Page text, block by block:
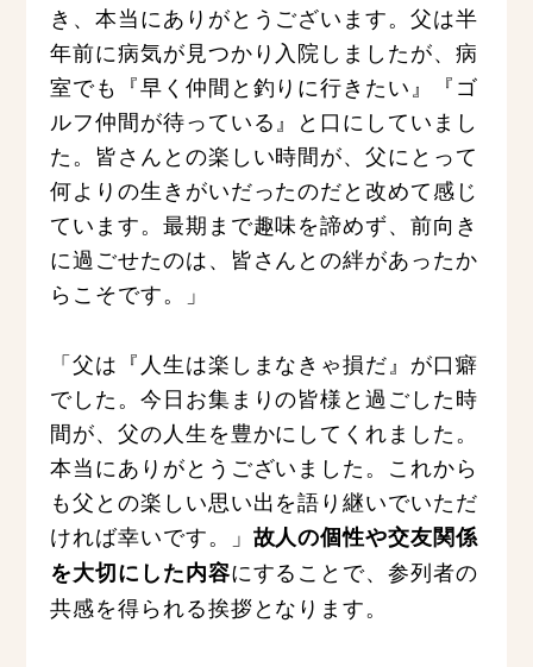
き、本当にありがとうございます。父は半
年前に病気が見つかり入院しましたが、病
室でも『早く仲間と釣りに行きたい』『ゴ
ルフ仲間が待っている』と口にしていまし
た。皆さんとの楽しい時間が、父にとって
何よりの生きがいだったのだと改めて感じ
ています。最期まで趣味を諦めず、前向き
に過ごせたのは、皆さんとの絆があったか
らこそです。」
「父は『人生は楽しまなきゃ損だ』が口癖
でした。今日お集まりの皆様と過ごした時
間が、父の人生を豊かにしてくれました。
本当にありがとうございました。これから
も父との楽しい思い出を語り継いでいただ
ければ幸いです。」 故人の個性や交友関係
を大切にした内容にすることで、参列者の
共感を得られる挨拶となります。